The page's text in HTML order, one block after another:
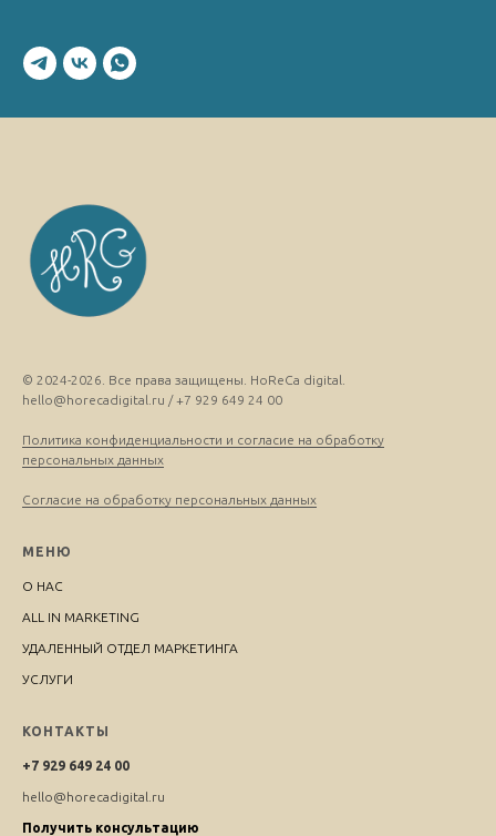
© 2024-2026. Все права защищены. HoReCa digital.
hello@horecadigital.ru / +7 929 649 24 00
Политика конфиденциальности и согласие на обработку
персональных данных
Согласие на обработку персональных данных
МЕНЮ
О НАС
ALL IN MARKETING
УДАЛЕННЫЙ ОТДЕЛ МАРКЕТИНГА
УСЛУГИ
КОНТАКТЫ
+7 929 649 24 00
hello@horecadigital.ru
Получить консультацию